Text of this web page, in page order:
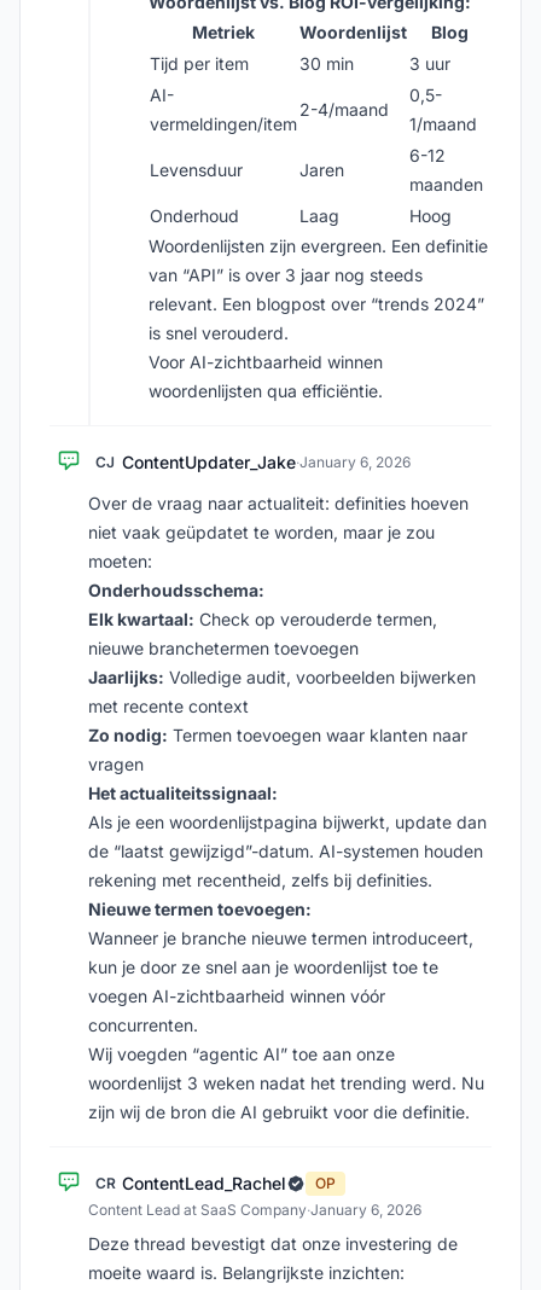
Metriek
Woordenlijst
Blog
Tijd per item
30 min
3 uur
AI-
vermeldingen/item
2-4/maand
0,5-
1/maand
Levensduur Jaren
6-12
maanden
Onderhoud
Laag
Hoog
Woordenlijsten zijn evergreen. Een definitie
van “API” is over 3 jaar nog steeds
relevant. Een blogpost over “trends 2024”
is snel verouderd.
Voor AI-zichtbaarheid winnen
woordenlijsten qua efficiëntie.
CJ ContentUpdater_Jake·January 6, 2026
Over de vraag naar actualiteit: definities hoeven
niet vaak geüpdatet te worden, maar je zou
moeten:
Onderhoudsschema:
Elk kwartaal: Check op verouderde termen,
nieuwe branchetermen toevoegen
Jaarlijks: Volledige audit, voorbeelden bijwerken
met recente context
Zo nodig: Termen toevoegen waar klanten naar
vragen
Het actualiteitssignaal:
Als je een woordenlijstpagina bijwerkt, update dan
de “laatst gewijzigd”-datum. AI-systemen houden
rekening met recentheid, zelfs bij definities.
Nieuwe termen toevoegen:
Wanneer je branche nieuwe termen introduceert,
kun je door ze snel aan je woordenlijst toe te
voegen AI-zichtbaarheid winnen vóór
concurrenten.
Wij voegden “agentic AI” toe aan onze
woordenlijst 3 weken nadat het trending werd. Nu
zijn wij de bron die AI gebruikt voor die definitie.
CR ContentLead_Rachel
OP
Content Lead at SaaS Company·January 6, 2026
Deze thread bevestigt dat onze investering de
moeite waard is. Belangrijkste inzichten: